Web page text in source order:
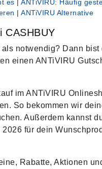
es | ANTiVIRU: Häufig
|ANTiVIRU Alternative
CASHBUY
notwendig? Dann
einen ANTiVIRU
im ANTiVIRU
So bekommen wir
Außerdem kannst
für dein
Rabatte, Aktionen